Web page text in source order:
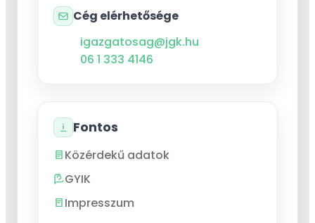
Cég elérhetősége
igazgatosag@jgk.hu
06 1 333 4146
Fontos
Közérdekű adatok
GYIK
Impresszum